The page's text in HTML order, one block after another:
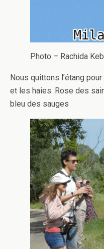
Photo – Rachida
Nous quittons l’étang
et les haies. Rose des
bleu des sauges